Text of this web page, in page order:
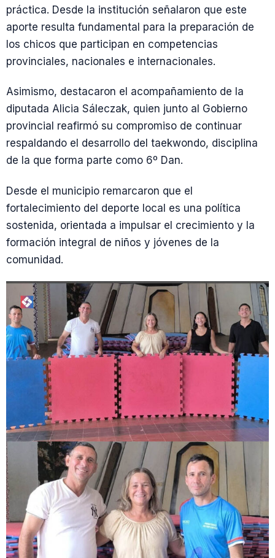
práctica. Desde la institución señalaron que este
aporte resulta fundamental para la preparación de
los chicos que participan en competencias
provinciales, nacionales e internacionales.
Asimismo, destacaron el acompañamiento de la
diputada Alicia Sáleczak, quien junto al Gobierno
provincial reafirmó su compromiso de continuar
respaldando el desarrollo del taekwondo, disciplina
de la que forma parte como 6º Dan.
Desde el municipio remarcaron que el
fortalecimiento del deporte local es una política
sostenida, orientada a impulsar el crecimiento y la
formación integral de niños y jóvenes de la
comunidad.